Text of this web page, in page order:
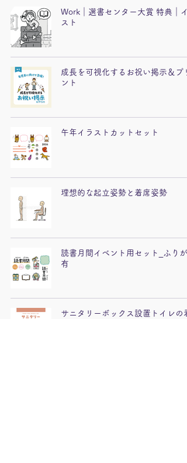
Work｜選書センター大賞 特典｜イ
スト
成長を可視化するお祝い掲示＆プリ
ント
午年イラストカットセット
理想的な起立姿勢と着席姿勢
読書月間イベント用セット_ふりが
有
サニタリーボックス設置トイレの看